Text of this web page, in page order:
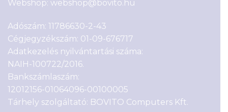
Webshop: webshop@bovito.hu
Adószám: 11786630-2-43
Cégjegyzékszám: 01-09-676717
Adatkezelés nyilvántartási száma:
NAIH-100722/2016.
Bankszámlaszám:
12012156-01064096-00100005
Tárhely szolgáltató: BOVITO Computers Kft.